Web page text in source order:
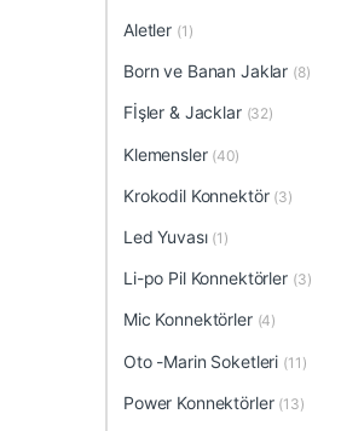
Aletler (1)
Born ve Banan Jaklar (8)
Fİşler & Jacklar (32)
Klemensler (40)
Krokodil Konnektör (3)
Led Yuvası (1)
Li-po Pil Konnektörler (3)
Mic Konnektörler (4)
Oto -Marin Soketleri (11)
Power Konnektörler (13)